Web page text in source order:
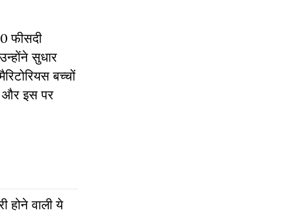
फीसदी
सुधार
बच्चों
और इस पर
होने वाली ये